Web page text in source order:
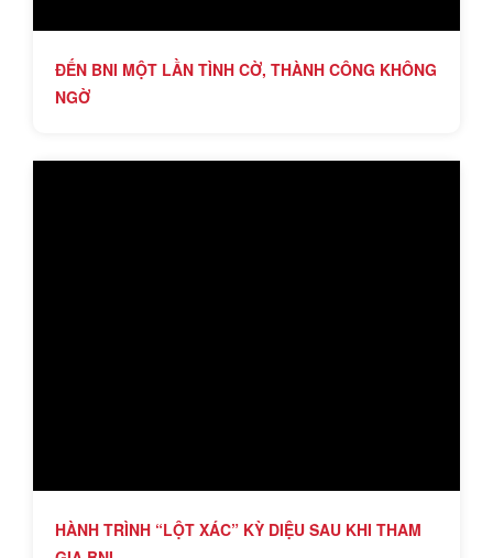
ĐẾN BNI MỘT LẦN TÌNH CỜ, THÀNH CÔNG KHÔNG
NGỜ
HÀNH TRÌNH “LỘT XÁC” KỲ DIỆU SAU KHI THAM